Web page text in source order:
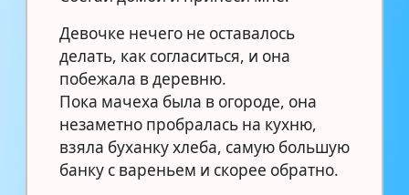
Девочке нечего не оставалось
делать, как согласиться, и она
побежала в деревню.
Пока мачеха была в огороде, она
незаметно пробралась на кухню,
взяла буханку хлеба, самую большую
банку с вареньем и скорее обратно.